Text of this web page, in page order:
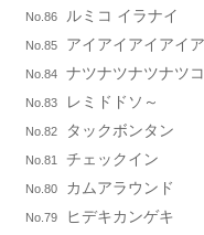
No.86 ルミコ イラナイ
No.85 アイアイアイアイ
No.84 ナツナツナツナツ
No.83 レミドドソ～
No.82 タックボンタン
No.81 チェックイン
No.80 カムアラウンド
No.79 ヒデキカンゲキ